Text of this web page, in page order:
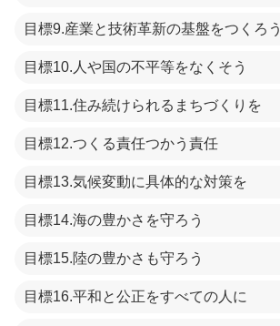
目標9.産業と技術革新の基盤をつくろう
目標10.人や国の不平等をなくそう
目標11.住み続けられるまちづくりを
目標12.つくる責任つかう責任
目標13.気候変動に具体的な対策を
目標14.海の豊かさを守ろう
目標15.陸の豊かさも守ろう
目標16.平和と公正をすべての人に